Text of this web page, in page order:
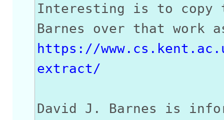
Interesting is to copy
Barnes over that work
https://
extract/
David J. Barnes is